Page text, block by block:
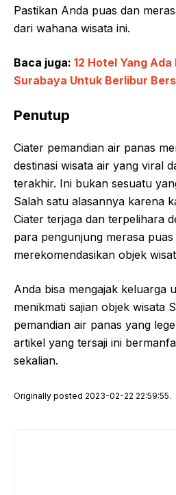
Pastikan Anda puas dan
dari wahana wisata ini.
Baca juga: 12 Hotel Yang Ada
Surabaya Untuk Berlibur
Penutup
Ciater pemandian air panas
destinasi wisata air yang viral
terakhir. Ini bukan sesuatu
Salah satu alasannya karena
Ciater terjaga dan terpelihara
para pengunjung merasa puas
merekomendasikan objek
Anda bisa mengajak keluarga
menikmati sajian objek wisata
pemandian air panas yang
artikel yang tersaji ini
sekalian.
Originally posted 2023-02-22 22:59:55.